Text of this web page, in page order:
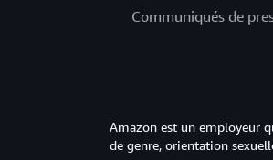
Communiqués de
Amazon est un employeur
de genre, orientation